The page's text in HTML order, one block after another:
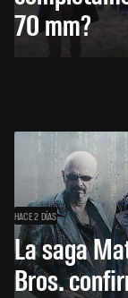
70 mm?
HACE 2 DÍAS
La saga
Bros.